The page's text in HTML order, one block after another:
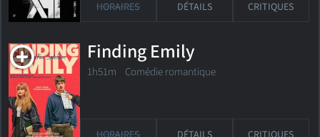
HORAIRES DÉTAILS CRITIQUES
Finding Emily
1h51m Comédie romantique